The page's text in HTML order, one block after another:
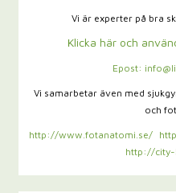
Vi är experter på bra
Klicka här och
Epost:
Vi samarbetar även med
och
http://www.fotanatomi.se/
http://city-